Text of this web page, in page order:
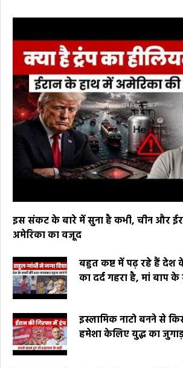
इस संकट के बारे में सुना है कभी, चीन और
अमेरिका का वजूद
बहुत कष्ट में पढ़ रहे हैं देश
का दर्द गहरा है, मां बाप
इस्लामिक नाटो बनने से
हमेशा केलिए युद्ध का